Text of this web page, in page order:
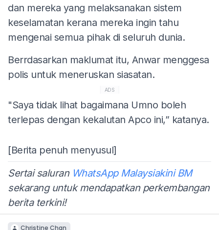
dan mereka yang melaksanakan sistem
keselamatan kerana mereka ingin tahu
mengenai semua pihak di seluruh dunia.
Berrdasarkan maklumat itu, Anwar menggesa
polis untuk meneruskan siasatan.
ADS
"Saya tidak lihat bagaimana Umno boleh
terlepas dengan kekalutan Apco ini,” katanya.
[Berita penuh menyusul]
Sertai saluran WhatsApp Malaysiakini BM
sekarang untuk mendapatkan perkembangan
berita terkini!
Christine Chan